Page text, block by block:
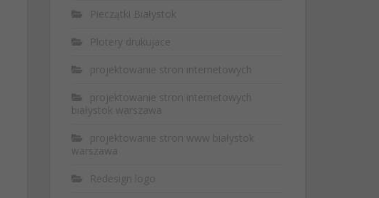
Pieczątki Białystok
Plotery drukujace
projektowanie stron internetowych
projektowanie stron internetowych
białystok warszawa
projektowanie stron www białystok
warszawa
Redesign logo